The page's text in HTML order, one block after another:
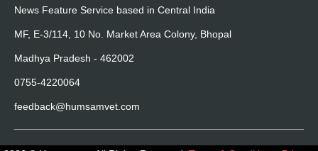
News Feature Service based in Central India
MF, E-3/114, 10 No. Market Area Colony, Bhopal
Madhya Pradesh - 462002
0755-4220064
feedback@humsamvet.com